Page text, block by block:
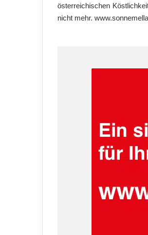
österreichischen
nicht mehr.